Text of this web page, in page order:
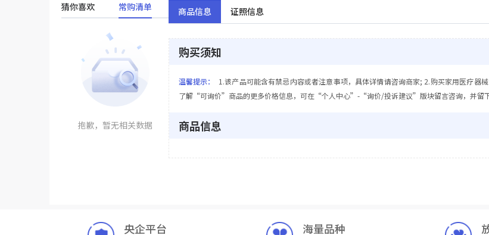
猜你喜欢 常购清单
抱歉，暂无相关数据
商品信息 证照信息
购买须知
温馨提示：
1.该产品可能含有禁忌内容或者注意事项，具体详情请咨询商家; 2.购买家用医疗器
了解“可询价”商品的更多价格信息，可在“个人中心”-“询价/投诉建议”版块留言咨询，并留下
商品信息
央企平台 海量品种